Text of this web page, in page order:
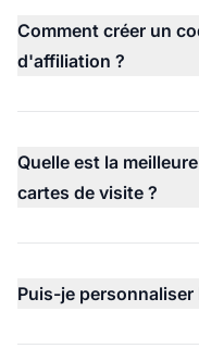
Comment créer un
d'affiliation ?
Quelle est la
cartes de visite ?
Puis-je personnaliser